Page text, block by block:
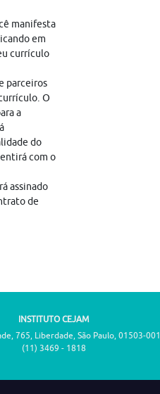
manifesta
em
currículo
parceiros
O
a
do
com o
assinado
de
INSTITUTO CEJAM
765, Liberdade, São Paulo, 01503-001
(11) 3469 - 1818